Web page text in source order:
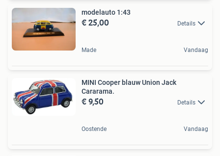
modelauto 1:43
€ 25,00 Details
Made Vandaag
MINI Cooper blauw Union Jack
Cararama.
€ 9,50 Details
Oostende Vandaag